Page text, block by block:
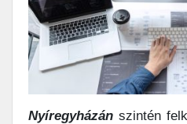
Nyíregyházán szintén